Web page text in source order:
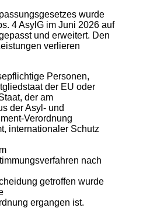
wurde
4 AsylG im Juni 2026 auf
und erweitert. Den
verlieren
Personen,
der EU oder
der am
der Asyl- und
Verordnung
internationaler Schutz
nach
getroffen wurde
ergangen ist.